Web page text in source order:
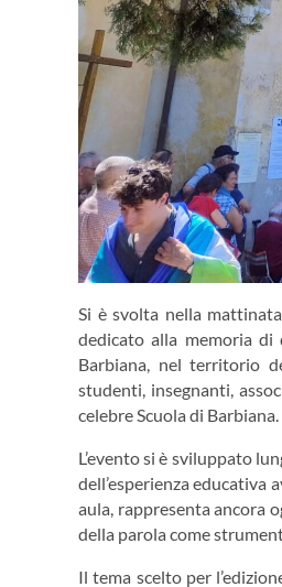
Si è svolta nella
dedicato alla memoria
Barbiana, nel territorio
studenti, insegnanti,
celebre Scuola di Barbiana.
L’evento si è sviluppato
dell’esperienza educativa
aula, rappresenta ancora
della parola come
Il tema scelto per